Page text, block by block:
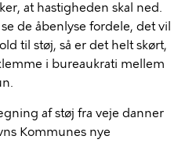
at hastigheden skal ned.
de åbenlyse fordele, det vil
til støj, så er det helt skørt,
i bureaukrati mellem
af støj fra veje danner
Kommunes nye